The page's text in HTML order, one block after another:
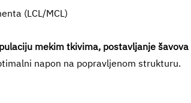
(LCL/MCL)
mekim tkivima, postavljanje
napon na popravljenom strukturu.